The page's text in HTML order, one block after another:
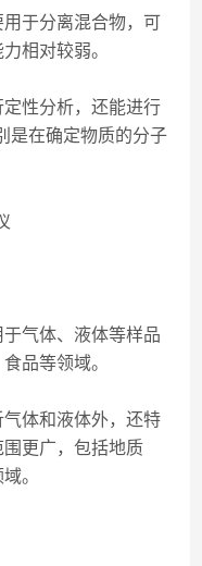
于分离混合物，可
相对较弱。
性分析，还能进行
是在确定物质的分子
气体、液体等样品
品等领域。
体和液体外，还特
更广，包括地质
。